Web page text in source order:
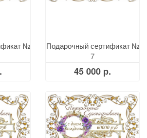
№
Подарочный сертификат №
7
45 000 р.